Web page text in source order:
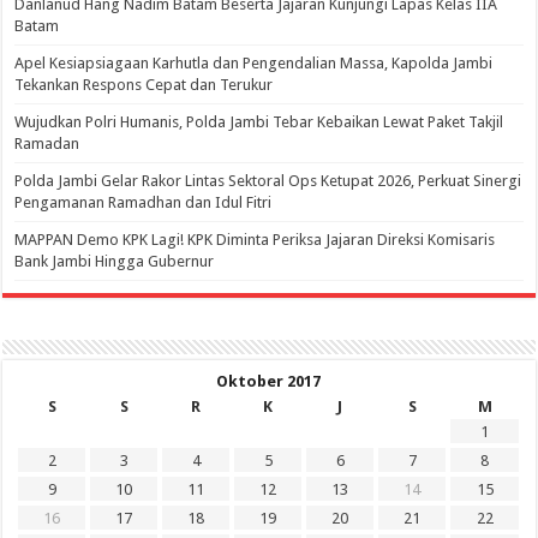
Danlanud Hang Nadim Batam Beserta Jajaran Kunjungi Lapas Kelas IIA
Batam
Apel Kesiapsiagaan Karhutla dan Pengendalian Massa, Kapolda Jambi
Tekankan Respons Cepat dan Terukur
Wujudkan Polri Humanis, Polda Jambi Tebar Kebaikan Lewat Paket Takjil
Ramadan
Polda Jambi Gelar Rakor Lintas Sektoral Ops Ketupat 2026, Perkuat Sinergi
Pengamanan Ramadhan dan Idul Fitri
‎MAPPAN Demo KPK Lagi! KPK Diminta Periksa Jajaran Direksi Komisaris
Bank Jambi Hingga Gubernur ‎
Oktober 2017
S
S R K J S
M
1
2
3 4 5 6 7
8
9
10 11 12 13 14
15
16
17 18 19 20 21 22